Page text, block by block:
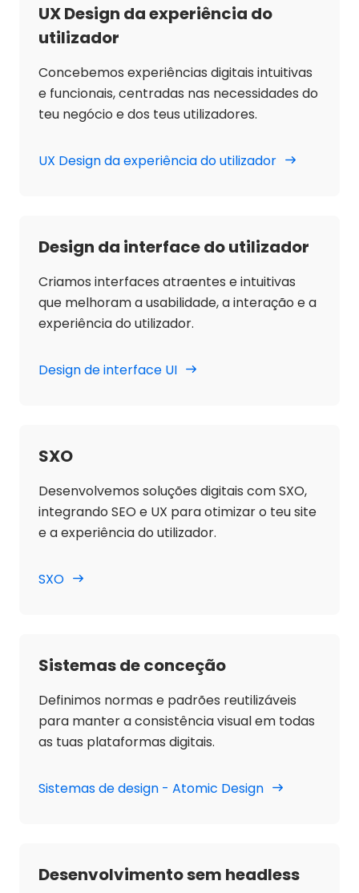
UX Design da experiência do
utilizador
Concebemos experiências digitais intuitivas
e funcionais, centradas nas necessidades do
teu negócio e dos teus utilizadores.
UX Design da experiência do utilizador
Design da interface do utilizador
Criamos interfaces atraentes e intuitivas
que melhoram a usabilidade, a interação e a
experiência do utilizador.
Design de interface UI
SXO
Desenvolvemos soluções digitais com SXO,
integrando SEO e UX para otimizar o teu site
e a experiência do utilizador.
SXO
Sistemas de conceção
Definimos normas e padrões reutilizáveis
para manter a consistência visual em todas
as tuas plataformas digitais.
Sistemas de design - Atomic Design
Desenvolvimento sem headless